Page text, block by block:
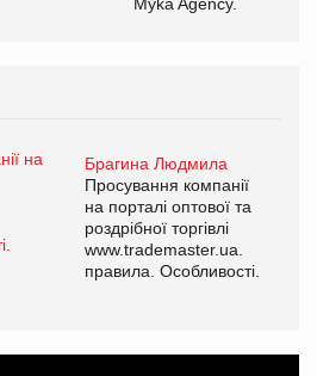
Брагина Людмила
Просування компанії
на порталі оптової та
роздрібної торгівлі
www.trademaster.ua.
правила. Особливості.